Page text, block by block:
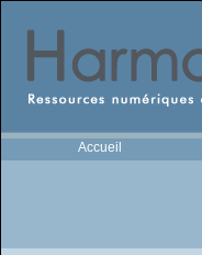
Accueil